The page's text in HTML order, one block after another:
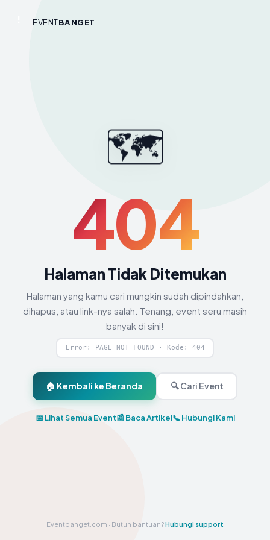
EVENTBANGET
🗺️
404
Halaman Tidak Ditemukan
Halaman yang kamu cari mungkin sudah dipindahkan,
dihapus, atau link-nya salah. Tenang, event seru masih
banyak di sini!
Error: PAGE_NOT_FOUND · Kode: 404
🏠 Kembali ke Beranda 🔍 Cari Event
📅 Lihat Semua Event📰 Baca Artikel📞 Hubungi Kami
Eventbanget.com · Butuh bantuan?Hubungi support